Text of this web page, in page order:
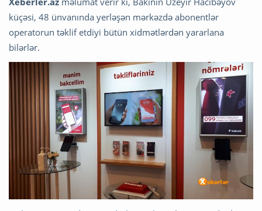
küçəsi, 48 ünvanında yerləşən mərkəzdə abonentlər
operatorun təklif etdiyi bütün xidmətlərdən yararlana
bilərlər.